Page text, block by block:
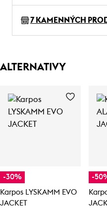
7 KAMENNÝCH
ALTERNATIVY
-30%
Karpos LYSKAMM EVO
JACKET
-